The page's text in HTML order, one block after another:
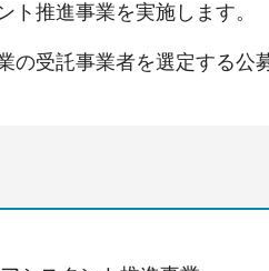
ト推進事業を実施します。
の受託事業者を選定する公